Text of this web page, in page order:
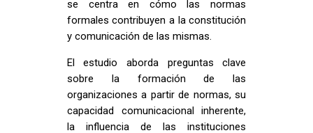
se centra en cómo las normas
formales contribuyen a la constitución
y comunicación de las mismas.
El estudio aborda preguntas clave
sobre la formación de las
organizaciones a partir de normas, su
capacidad comunicacional inherente,
la influencia de las instituciones